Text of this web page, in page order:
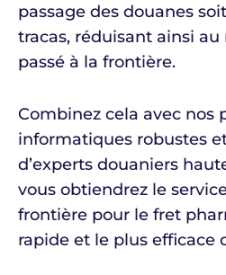
passage des douanes
tracas, réduisant ainsi
passé à la frontière.
Combinez cela avec nos
informatiques robustes
d’experts douaniers
vous obtiendrez le
frontière pour le fret
rapide et le plus efficace